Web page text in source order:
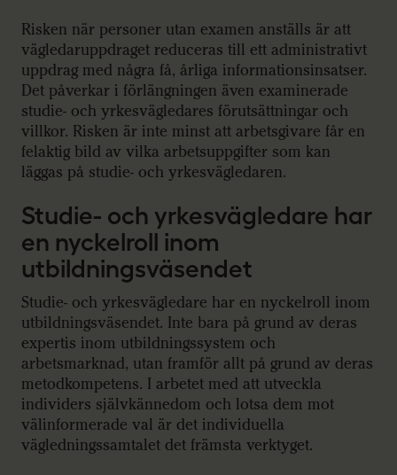
Risken när personer utan examen anställs är att
vägledaruppdraget reduceras till ett administrativt
uppdrag med några få, årliga informationsinsatser.
Det påverkar i förlängningen även examinerade
studie- och yrkesvägledares förutsättningar och
villkor. Risken är inte minst att arbetsgivare får en
felaktig bild av vilka arbetsuppgifter som kan
läggas på studie- och yrkesvägledaren.
Studie- och yrkesvägledare har
en nyckelroll inom
utbildningsväsendet
Studie- och yrkesvägledare har en nyckelroll inom
utbildningsväsendet. Inte bara på grund av deras
expertis inom utbildningssystem och
arbetsmarknad, utan framför allt på grund av deras
metodkompetens. I arbetet med att utveckla
individers självkännedom och lotsa dem mot
välinformerade val är det individuella
vägledningssamtalet det främsta verktyget.